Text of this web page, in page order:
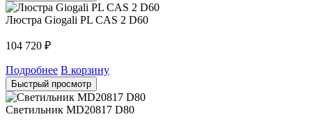
Люстра Giogali PL CAS 2 D60
104 720 ₽
Подробнее В корзину
Быстрый просмотр
Светильник MD20817 D80